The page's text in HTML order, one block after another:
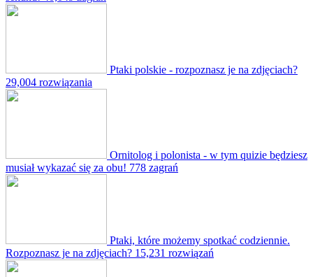
Ptaki polskie - rozpoznasz je na zdjęciach?
29,004 rozwiązania
Ornitolog i polonista - w tym quizie będziesz
musiał wykazać się za obu! 778 zagrań
Ptaki, które możemy spotkać codziennie.
Rozpoznasz je na zdjęciach? 15,231 rozwiązań